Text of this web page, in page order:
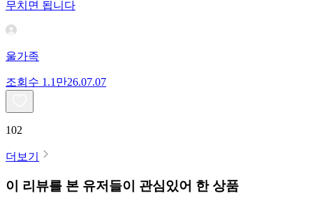
무치면 됩니다
울가족
조회수 1.1만26.07.07
102
더보기
이 리뷰를 본 유저들이 관심있어 한 상품